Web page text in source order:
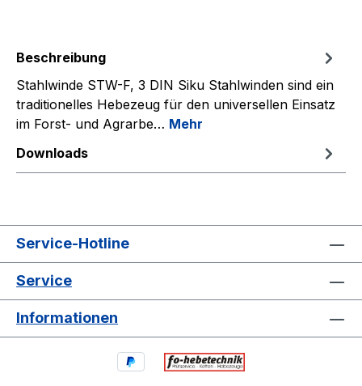
Beschreibung
Stahlwinde STW-F, 3 DIN Siku Stahlwinden sind ein
traditionelles Hebezeug für den universellen Einsatz
im Forst- und Agrarbe… Mehr
Downloads
Service-Hotline
Service
Informationen